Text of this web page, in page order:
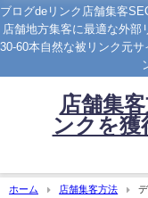
ブログdeリンク店舗集客
店舗地方集客に最適な外部
30-60本自然な被リンク元
店舗集
ンクを獲
ホーム 店舗集客方法